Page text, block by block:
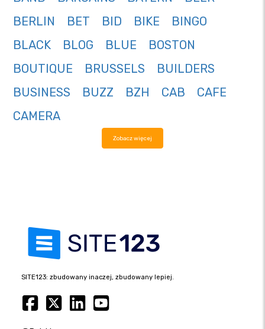
BERLIN
BET BID BIKE
BINGO
BLACK
BLOG BLUE
BOSTON
BOUTIQUE
BRUSSELS
BUILDERS
BUSINESS
BUZZ BZH CAB
CAFE
CAMERA
Zobacz więcej
SITE123: zbudowany inaczej, zbudowany lepiej.